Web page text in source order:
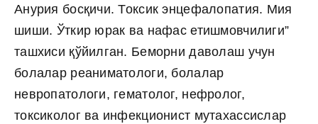
Анурия босқичи. Токсик энцефалопатия. Мия
шиши. Ўткир юрак ва нафас етишмовчилиги”
ташхиси қўйилган. Беморни даволаш учун
болалар реаниматологи, болалар
невропатологи, гематолог, нефролог,
токсиколог ва инфекционист мутахассислар